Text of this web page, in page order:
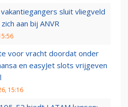
sluit vliegveld
aan bij ANVR
voor vracht doordat onder
en easyJet slots vrijgeven
15:16